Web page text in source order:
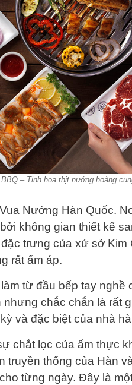
– Tinh hoa thịt nướng hoàng
Nướng Hàn Quốc.
không gian thiết kế
trưng của xứ sở Kim
rất ấm áp.
từ đầu bếp tay nghề
chắc chắn là rất
và đặc biệt của nhà
chắt lọc của ẩm thực
truyền thống của Hàn
từng ngày. Đây là